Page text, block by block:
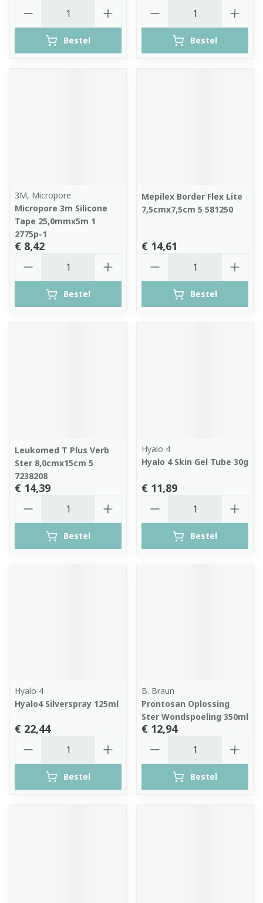
Bestel Bestel
3M, Micropore
Micropore 3m Silicone
Tape 25,0mmx5m 1
2775p-1
€ 8,42
Bestel
Mepilex Border Flex Lite
7,5cmx7,5cm 5 581250
€ 14,61
Bestel
Leukomed T Plus Verb
Ster 8,0cmx15cm 5
7238208
€ 14,39
Bestel
Hyalo 4
Hyalo 4 Skin Gel Tube 30g
€ 11,89
Bestel
Hyalo 4
Hyalo4 Silverspray 125ml
€ 22,44
Bestel
B. Braun
Prontosan Oplossing
Ster Wondspoeling 350ml
€ 12,94
Bestel